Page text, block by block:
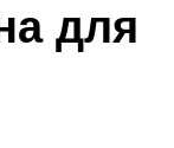
для